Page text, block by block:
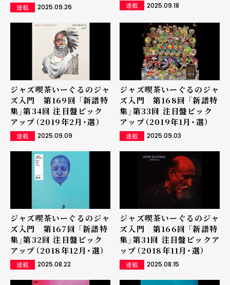
連載 2025.09.26 連載 2025.09.18
ジャズ喫茶いーぐるのジャ
ズ入門 第169回 「新譜特
集」第34回 注目盤ピック
アップ（2019年2月・選）
連載 2025.09.09
ジャズ喫茶いーぐるのジャ
ズ入門 第168回 「新譜特
集」第33回 注目盤ピック
アップ（2019年1月・選）
連載 2025.09.03
ジャズ喫茶いーぐるのジャ
ズ入門 第167回 「新譜特
集」第32回 注目盤ピック
アップ（2018年12月・選）
連載 2025.08.22
ジャズ喫茶いーぐるのジャ
ズ入門 第166回 「新譜特
集」第31回 注目盤ピックア
ップ（2018年11月・選）
連載 2025.08.15